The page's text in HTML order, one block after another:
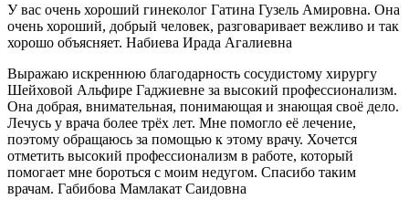
У вас очень хороший гинеколог Гатина Гузель Амировна. Она
очень хороший, добрый человек, разговаривает вежливо и так
хорошо объясняет. Набиева Ирада Агалиевна
Выражаю искреннюю благодарность сосудистому хирургу
Шейховой Альфире Гаджиевне за высокий профессионализм.
Она добрая, внимательная, понимающая и знающая своё дело.
Лечусь у врача более трёх лет. Мне помогло её лечение,
поэтому обращаюсь за помощью к этому врачу. Хочется
отметить высокий профессионализм в работе, который
помогает мне бороться с моим недугом. Спасибо таким
врачам. Габибова Мамлакат Саидовна